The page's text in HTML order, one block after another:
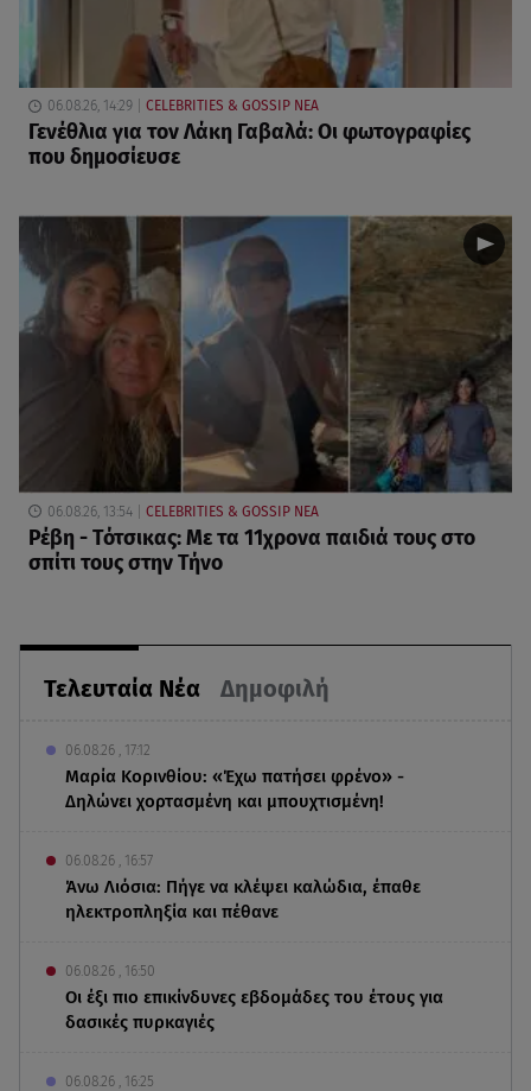
Τελευταία Νέα Δημοφιλή
06.08.26 , 17:12
Μαρία Κορινθίου: «Έχω πατήσει φρένο» -
Δηλώνει χορτασμένη και μπουχτισμένη!
06.08.26 , 16:57
Άνω Λιόσια: Πήγε να κλέψει καλώδια, έπαθε
ηλεκτροπληξία και πέθανε
06.08.26 , 16:50
Οι έξι πιο επικίνδυνες εβδομάδες του έτους για
δασικές πυρκαγιές
06.08.26 , 16:25
06.08.26, 14:29 CELEBRITIES & GOSSIP ΝΕΑ
Γενέθλια για τον Λάκη Γαβαλά: Οι φωτογραφίες
που δημοσίευσε
06.08.26, 13:54 CELEBRITIES & GOSSIP ΝΕΑ
Ρέβη - Τότσικας: Με τα 11χρονα παιδιά τους στο
σπίτι τους στην Τήνο